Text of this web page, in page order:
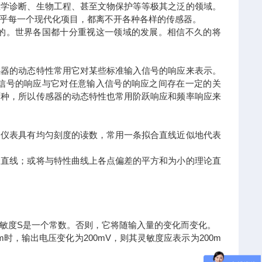
断、生物工程、甚至文物保护等等极其之泛的领域。
一个现代化项目，都离不开各种各样的传感器。
世界各国都十分重视这一领域的发展。相信不久的将
动态特性常用它对某些标准输入信号的响应来表示。
的响应与它对任意输入信号的响应之间存在一定的关
，所以传感器的动态特性也常用阶跃响应和频率响应来
表具有均匀刻度的读数，常用一条拟合直线近似地代表
线；或将与特性曲线上各点偏差的平方和为小的理论直
S是一个常数。否则，它将随输入量的变化而变化。
，输出电压变化为200mV，则其灵敏度应表示为200m